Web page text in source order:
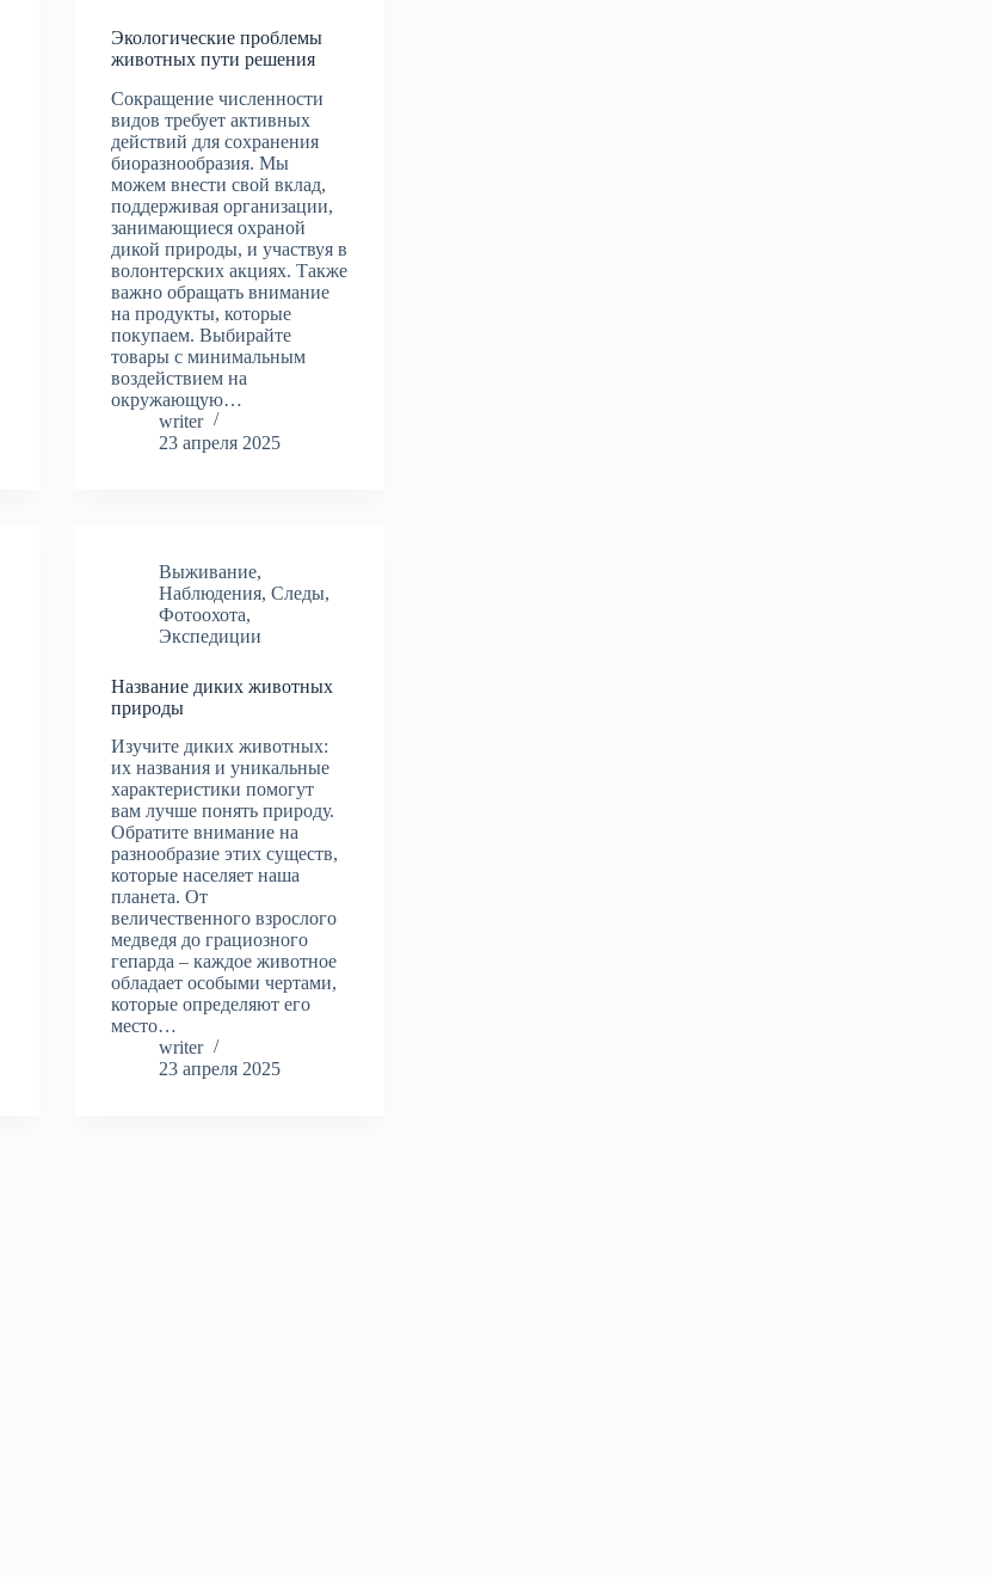
Экологические проблемы
животных пути решения
Сокращение численности
видов требует активных
действий для сохранения
биоразнообразия. Мы
можем внести свой вклад,
поддерживая организации,
занимающиеся охраной
дикой природы, и участвуя в
волонтерских акциях. Также
важно обращать внимание
на продукты, которые
покупаем. Выбирайте
товары с минимальным
воздействием на
окружающую…
writer
23 апреля 2025
Выживание,
Наблюдения,Следы,
Фотоохота,
Экспедиции
Название диких животных
природы
Изучите диких животных:
их названия и уникальные
характеристики помогут
вам лучше понять природу.
Обратите внимание на
разнообразие этих существ,
которые населяет наша
планета. От
величественного взрослого
медведя до грациозного
гепарда – каждое животное
обладает особыми чертами,
которые определяют его
место…
writer
23 апреля 2025